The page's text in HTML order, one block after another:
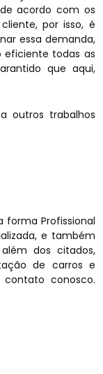
acordo com os
por isso, é
essa demanda,
eficiente todas as
que aqui,
outros trabalhos
forma Profissional
e também
dos citados,
de carros e
conosco.